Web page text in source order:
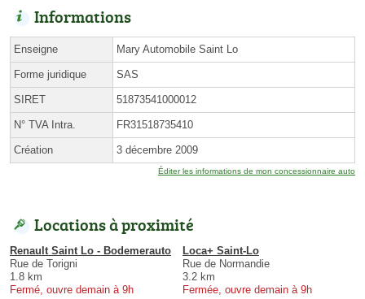
Informations
Enseigne Mary Automobile Saint Lo
Forme juridique SAS
SIRET 51873541000012
N° TVA Intra. FR31518735410
Création 3 décembre 2009
Éditer les informations de mon concessionnaire auto
Locations à proximité
Renault Saint Lo - Bodemerauto
Rue de Torigni
1.8 km
Fermé, ouvre demain à 9h
Loca+ Saint-Lo
Rue de Normandie
3.2 km
Fermée, ouvre demain à 9h